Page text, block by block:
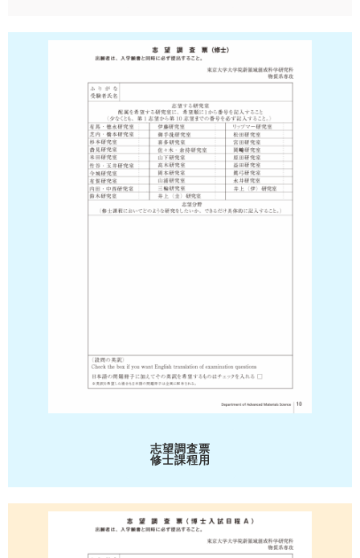
志望調査票
修士課程用